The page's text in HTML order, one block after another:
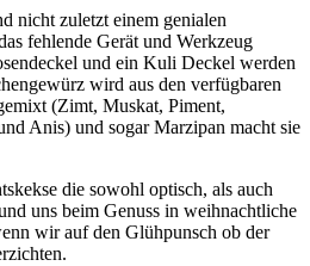
nicht zuletzt einem genialen
fehlende Gerät und Werkzeug
und ein Kuli Deckel werden
wird aus den verfügbaren
(Zimt, Muskat, Piment,
Anis) und sogar Marzipan macht sie
die sowohl optisch, als auch
uns beim Genuss in weihnachtliche
wir auf den Glühpunsch ob der